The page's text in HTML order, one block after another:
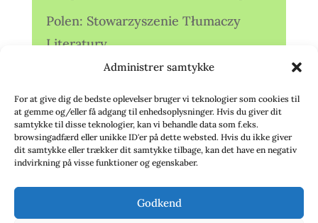
Administrer samtykke
For at give dig de bedste oplevelser bruger vi teknologier som cookies til
at gemme og/eller få adgang til enhedsoplysninger. Hvis du giver dit
samtykke til disse teknologier, kan vi behandle data som f.eks.
browsingadfærd eller unikke ID'er på dette websted. Hvis du ikke giver
dit samtykke eller trækker dit samtykke tilbage, kan det have en negativ
indvirkning på visse funktioner og egenskaber.
Godkend
Polen: Stowarzyszenie Tłumaczy
Literatury
Storbritannien: Translators
Association (TA)
Sverige: Översättarsektionen (Ö.)
Sverige: Översättarcentrum (ÖC)
deutschsprachiger Übersetzer (VdÜ)